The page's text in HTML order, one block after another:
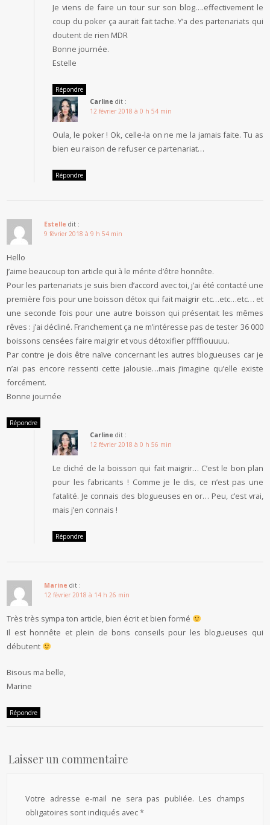
Je viens de faire un tour sur son blog….effectivement le
coup du poker ça aurait fait tache. Y’a des partenariats qui
doutent de rien MDR
Bonne journée.
Estelle
Répondre
Carline dit :
12 février 2018 à 0 h 54 min
Oula, le poker ! Ok, celle-la on ne me la jamais faite. Tu as
bien eu raison de refuser ce partenariat…
Répondre
Estelle dit :
9 février 2018 à 9 h 54 min
Hello
J’aime beaucoup ton article qui à le mérite d’être honnête.
Pour les partenariats je suis bien d’accord avec toi, j’ai été contacté une
première fois pour une boisson détox qui fait maigrir etc…etc…etc… et
une seconde fois pour une autre boisson qui présentait les mêmes
rêves : j’ai décliné. Franchement ça ne m’intéresse pas de tester 36 000
boissons censées faire maigrir et vous détoxifier pffffiouuuu.
Par contre je dois être naïve concernant les autres blogueuses car je
n’ai pas encore ressenti cette jalousie…mais j’imagine qu’elle existe
forcément.
Bonne journée
Répondre
Carline dit :
12 février 2018 à 0 h 56 min
Le cliché de la boisson qui fait maigrir… C’est le bon plan
pour les fabricants ! Comme je le dis, ce n’est pas une
fatalité. Je connais des blogueuses en or… Peu, c’est vrai,
mais j’en connais !
Répondre
Marine dit :
12 février 2018 à 14 h 26 min
Très très sympa ton article, bien écrit et bien formé
Il est honnête et plein de bons conseils pour les blogueuses qui
débutent
Bisous ma belle,
Marine
Répondre
Laisser un commentaire
Votre adresse e-mail ne sera pas publiée. Les champs
obligatoires sont indiqués avec*